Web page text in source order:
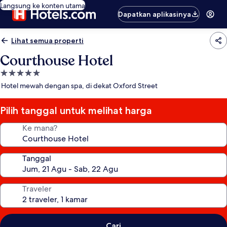
Langsung ke konten utama
Dapatkan aplikasinya
Lihat semua properti
Courthouse Hotel
Properti
bintang
Hotel mewah dengan spa, di dekat Oxford Street
Pilih tanggal untuk melihat harga
Ke mana?
Tanggal
Traveler